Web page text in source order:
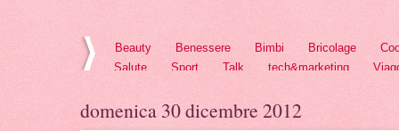
Beauty Benessere Bimbi Bricolage
Salute
Sport Talk tech&marketing
domenica 30 dicembre 2012